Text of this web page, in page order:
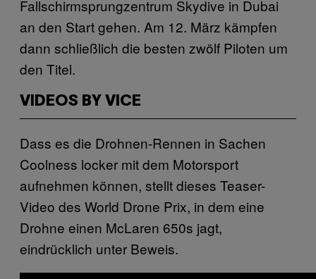
Fallschirmsprungzentrum Skydive in Dubai
an den Start gehen. Am 12. März kämpfen
dann schließlich die besten zwölf Piloten um
den Titel.
VIDEOS BY VICE
Dass es die Drohnen-Rennen in Sachen
Coolness locker mit dem Motorsport
aufnehmen können, stellt dieses Teaser-
Video des World Drone Prix, in dem eine
Drohne einen McLaren 650s jagt,
eindrücklich unter Beweis.